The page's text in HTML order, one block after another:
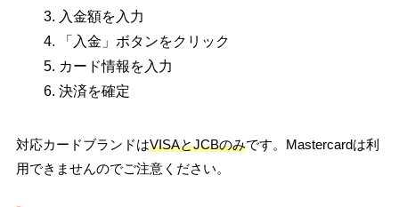
入金額を入力
「入金」ボタンをクリック
カード情報を入力
決済を確定
対応カードブランドはVISAとJCBのみです。Mastercardは利
用できませんのでご注意ください。